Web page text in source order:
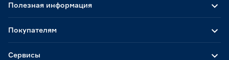
Полезная информация
Покупателям
Сервисы